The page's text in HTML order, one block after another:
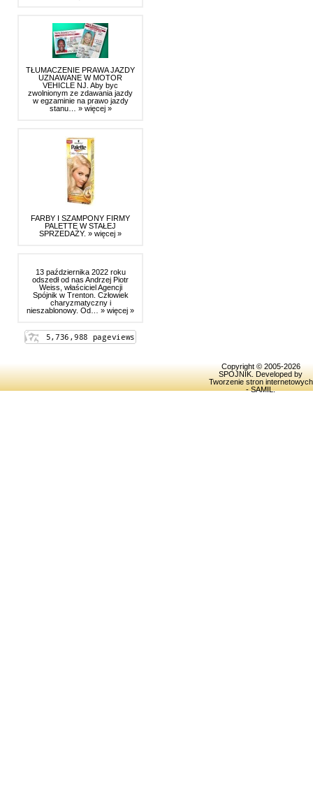
TŁUMACZENIE PRAWA JAZDY
UZNAWANE W MOTOR
VEHICLE NJ. Aby byc
zwolnionym ze zdawania jazdy
w egzaminie na prawo jazdy
stanu… » więcej »
FARBY I SZAMPONY FIRMY
PALETTE W STAŁEJ
SPRZEDAŻY. » więcej »
13 października 2022 roku
odszedł od nas Andrzej Piotr
Weiss, właściciel Agencji
Spójnik w Trenton. Człowiek
charyzmatyczny i
nieszablonowy. Od… » więcej »
Copyright © 2005-2026
SPOJNIK . Developed by
Tworzenie stron internetowych
- SAMIL.